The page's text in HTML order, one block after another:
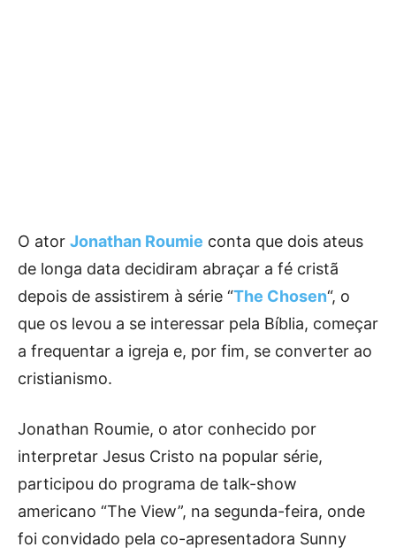
O ator Jonathan Roumie conta que dois ateus
de longa data decidiram abraçar a fé cristã
depois de assistirem à série “The Chosen“, o
que os levou a se interessar pela Bíblia, começar
a frequentar a igreja e, por fim, se converter ao
cristianismo.
Jonathan Roumie, o ator conhecido por
interpretar Jesus Cristo na popular série,
participou do programa de talk-show
americano “The View”, na segunda-feira, onde
foi convidado pela co-apresentadora Sunny